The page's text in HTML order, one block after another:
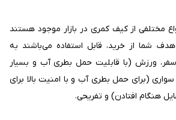
مختلفی از کیف کمری در بازار موجود هستند
شما از خرید، قابل استفاده می‌‌باشند به
ورزش (با قابلیت حمل بطری آب و بسیار
(برای حمل بطری آب و با امنیت بالا برای
هنگام افتادن) و تفریحی.